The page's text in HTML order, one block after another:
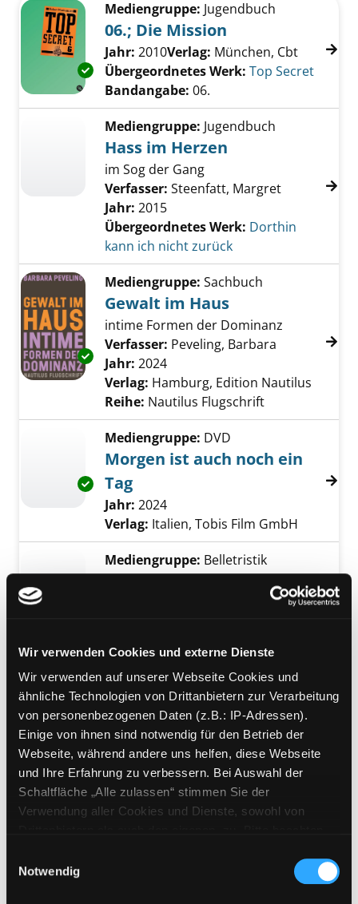
Wir verwenden Cookies und externe Dienste
Wir verwenden auf unserer Webseite Cookies und
ähnliche Technologien von Drittanbietern zur Verarbeitung
von personenbezogenen Daten (z.B.: IP-Adressen).
Einige von ihnen sind notwendig für den Betrieb der
Webseite, während andere uns helfen, diese Webseite
und Ihre Erfahrung zu verbessern. Bei Auswahl der
Schaltfläche „Alle zulassen“ stimmen Sie der
Verwendung aller Cookies und Dienste, sowohl von
Cookies von Drittanbietern, eine Verarbeitung in
unsicheren Drittländern (Länder außerhalb des EWR
Notwendig
Exemplar-Details von 06.; Die Mission
Mediengruppe: Jugendbuch
06.; Die Mission
Suche nach diesem Verfasser
Jahr: 2010Verlag: München, Cbt
Übergeordnetes Werk: Top Secret
Bandangabe: 06.
Mediengruppe: Jugendbuch
Hass im Herzen
im Sog der Gang
Verfasser: Steenfatt, Margret
Jahr: 2015
Übergeordnetes Werk: Dorthin
kann ich nicht zurück
Exemplar-Details von Gewalt im Haus
Mediengruppe: Sachbuch
Gewalt im Haus
intime Formen der Dominanz
Verfasser: Peveling, Barbara Suche nach
Jahr: 2024
Verlag: Hamburg, Edition Nautilus
Reihe: Nautilus Flugschrift
Exemplar-Details von Morgen ist auch noch
Mediengruppe: DVD
Morgen ist auch noch ein
Tag
Suche nach diesem Verfasser
Jahr: 2024
Verlag: Italien, Tobis Film GmbH
Mediengruppe: Belletristik
Rache
Aichner, Bernhard
Exemplar-Details von Sie wartet, aber sie
Mediengruppe:Belletristik
Sie wartet, aber sie weiß
nicht, auf wen
Roman
Verfasser:Schimmelpfennig, Roland
Jahr:2025
Verlag: Frankfurt am Main, S.